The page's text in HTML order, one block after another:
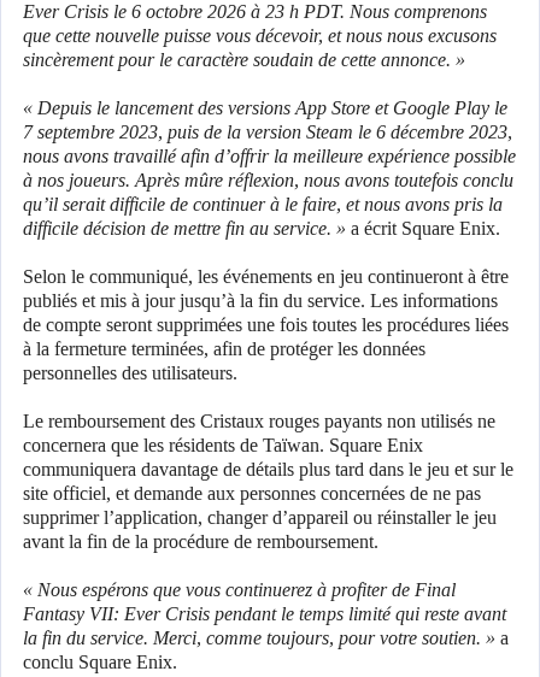
Ever Crisis le 6 octobre 2026 à 23 h PDT. Nous comprenons
que cette nouvelle puisse vous décevoir, et nous nous excusons
sincèrement pour le caractère soudain de cette annonce. »
« Depuis le lancement des versions App Store et Google Play le
7 septembre 2023, puis de la version Steam le 6 décembre 2023,
nous avons travaillé afin d’offrir la meilleure expérience possible
à nos joueurs. Après mûre réflexion, nous avons toutefois conclu
qu’il serait difficile de continuer à le faire, et nous avons pris la
difficile décision de mettre fin au service. » a écrit Square Enix.
Selon le communiqué, les événements en jeu continueront à être
publiés et mis à jour jusqu’à la fin du service. Les informations
de compte seront supprimées une fois toutes les procédures liées
à la fermeture terminées, afin de protéger les données
personnelles des utilisateurs.
Le remboursement des Cristaux rouges payants non utilisés ne
concernera que les résidents de Taïwan. Square Enix
communiquera davantage de détails plus tard dans le jeu et sur le
site officiel, et demande aux personnes concernées de ne pas
supprimer l’application, changer d’appareil ou réinstaller le jeu
avant la fin de la procédure de remboursement.
« Nous espérons que vous continuerez à profiter de Final
Fantasy VII: Ever Crisis pendant le temps limité qui reste avant
la fin du service. Merci, comme toujours, pour votre soutien. » a
conclu Square Enix.